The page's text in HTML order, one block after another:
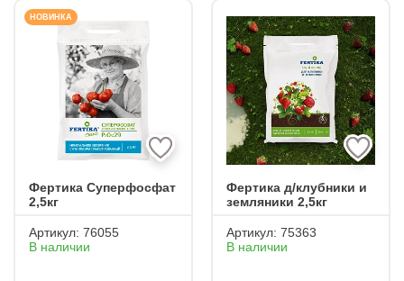
НОВИНКА
Фертика Суперфосфат
2,5кг
Артикул: 76055
В наличии
Фертика д/клубники и
земляники 2,5кг
Артикул: 75363
В наличии